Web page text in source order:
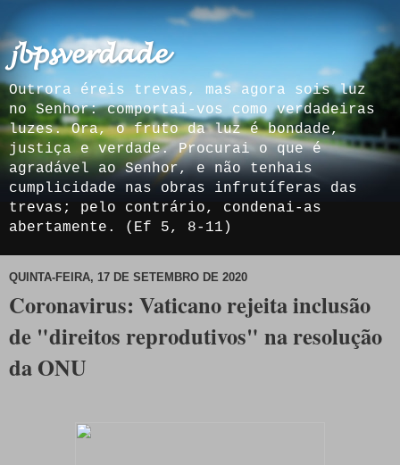
𝓳𝓫𝓹𝓼𝓿𝓮𝓻𝓭𝓪𝓭𝓮
Outrora éreis trevas, mas agora sois luz
no Senhor: comportai-vos como verdadeiras
luzes. Ora, o fruto da luz é bondade,
justiça e verdade. Procurai o que é
agradável ao Senhor, e não tenhais
cumplicidade nas obras infrutíferas das
trevas; pelo contrário, condenai-as
abertamente. (Ef 5, 8-11)
QUINTA-FEIRA, 17 DE SETEMBRO DE 2020
Coronavirus: Vaticano rejeita inclusão
de "direitos reprodutivos" na resolução
da ONU